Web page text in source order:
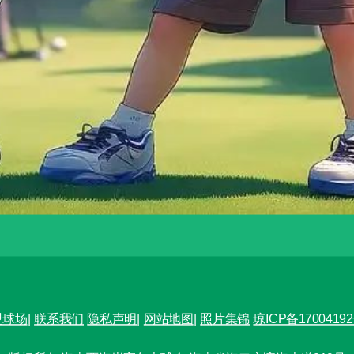
场|联系我们 隐私声明| 网站地图| 照片集锦 琼ICP备